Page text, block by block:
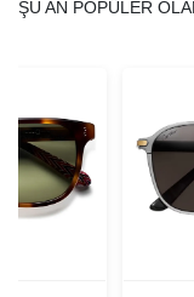
ŞU AN POPÜLER